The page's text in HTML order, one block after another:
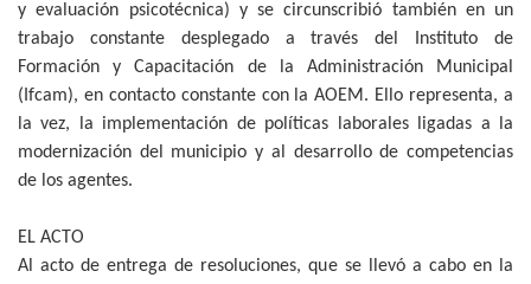
y evaluación psicotécnica) y se circunscribió también en un
trabajo constante desplegado a través del Instituto de
Formación y Capacitación de la Administración Municipal
(Ifcam), en contacto constante con la AOEM. Ello representa, a
la vez, la implementación de políticas laborales ligadas a la
modernización del municipio y al desarrollo de competencias
de los agentes.
EL ACTO
Al acto de entrega de resoluciones, que se llevó a cabo en la